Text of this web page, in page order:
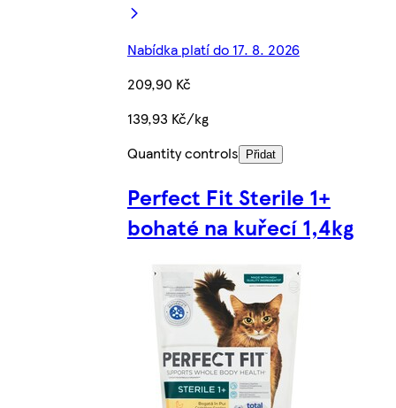
Nabídka platí do 17. 8. 2026
209,90 Kč
139,93 Kč/kg
Quantity controls
Přidat
Perfect Fit Sterile 1+
bohaté na kuřecí 1,4kg